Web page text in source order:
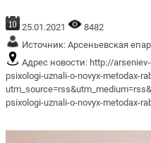
25.01.2021
8482
Источник: Арсеньевская
Адрес новости: http://
psixologi-uznali-o-novyx-metodax-
psixologi-uznali-o-novyx-metodax-